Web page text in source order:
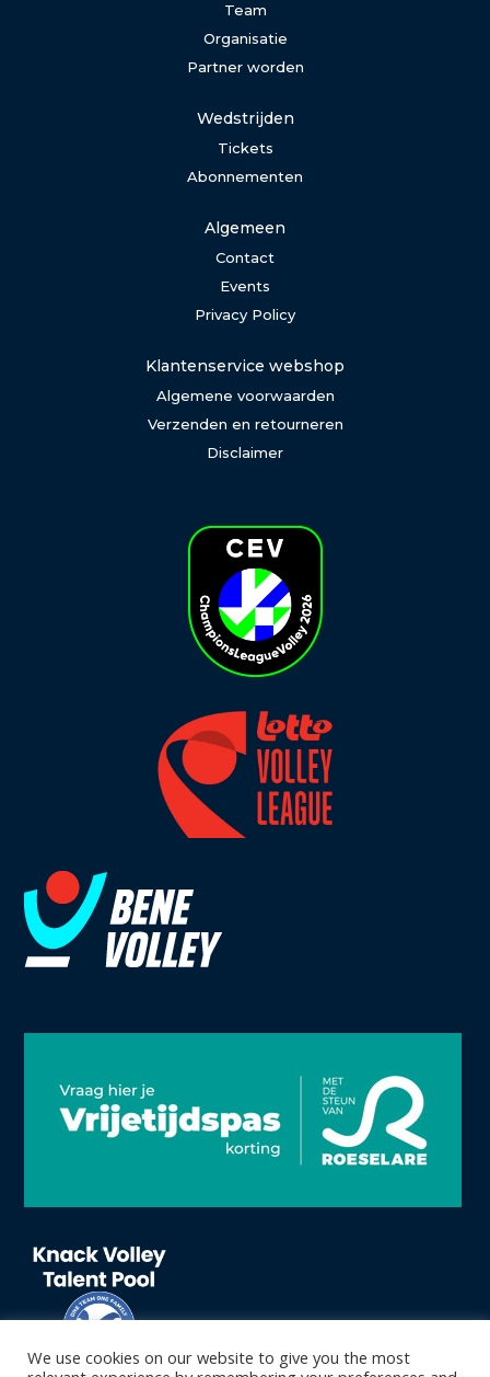
Team
Organisatie
Partner worden
Wedstrijden
Tickets
Abonnementen
Algemeen
Contact
Events
Privacy Policy
Klantenservice webshop
Algemene voorwaarden
Verzenden en retourneren
Disclaimer
We use cookies on our website to give you the most